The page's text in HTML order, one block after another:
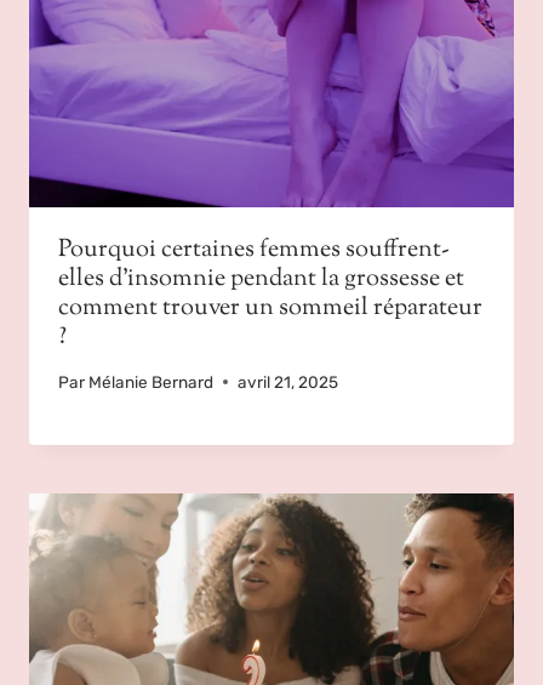
Pourquoi certaines femmes souffrent-
elles d’insomnie pendant la grossesse et
comment trouver un sommeil réparateur
?
Par Mélanie Bernard avril 21, 2025